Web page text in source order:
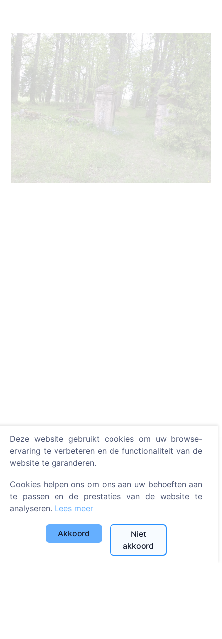
Informatie
Veelgestelde vragen
Evenementen
Lijst van gemeenten en gebruikers
Privacybeleid
Betalingsbeleid
Deze website gebruikt cookies om uw browse-
ervaring te verbeteren en de functionaliteit van de
website te garanderen.
Cookies helpen ons om ons aan uw behoeften aan
te passen en de prestaties van de website te
analyseren. Lees meer
Akkoord
Niet
akkoord